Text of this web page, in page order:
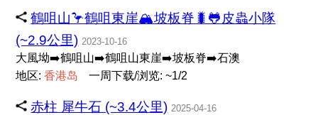
鶴咀山🦩鶴咀東崖🏔坡板脊🐛🐸皮蟲小隊
(~2.9公里) 2023-10-16
大風坳➡️鶴咀山➡️鶴咀山東崖➡️坡板脊➡️石澳
地区:香港岛 一周下载/浏览: ~1/2
赤柱 犀牛石 (~3.4公里) 2025-04-16